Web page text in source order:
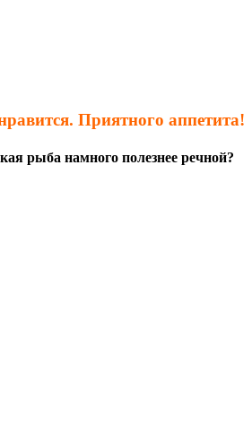
Приятного аппетита!
рыба намного полезнее речной?